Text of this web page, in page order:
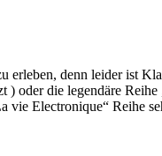
denn leider ist
oder die legendäre
Electronique“ Reihe